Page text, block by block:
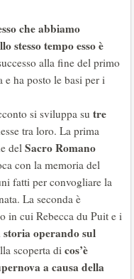
che abbiamo
stesso tempo esso è
alla fine del primo
e ha posto le basi per i
si sviluppa su tre
tra loro. La prima
delSacro Romano
con la memoria del
fatti per convogliare la
La seconda è
in cui Rebecca du Puit e i
storia operando sul
scoperta di cos’è
a causa della